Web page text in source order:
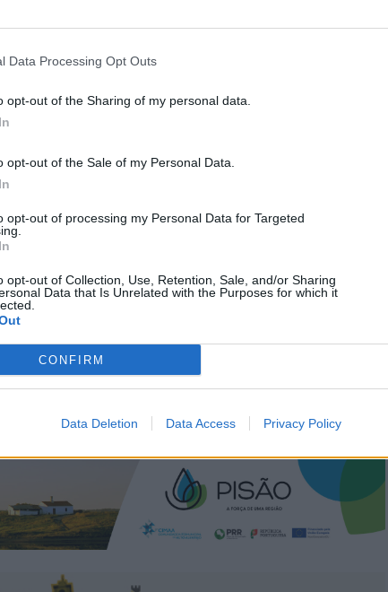
Data Processing Opt Outs
opt-out of the Sharing of my personal data.
opt-out of the Sale of my Personal Data.
opt-out of processing my Personal Data for Targeted
opt-out of Collection, Use, Retention, Sale, and/or Sharing
Data that Is Unrelated with the Purposes for which it
CONFIRM
Data Deletion Data Access Privacy Policy
e na construção de novas
e construtiva dos centros históricos,
resistência e durabilidade.
e visitas guiadas a casos de estudo, o
se uma ferramenta essencial para a